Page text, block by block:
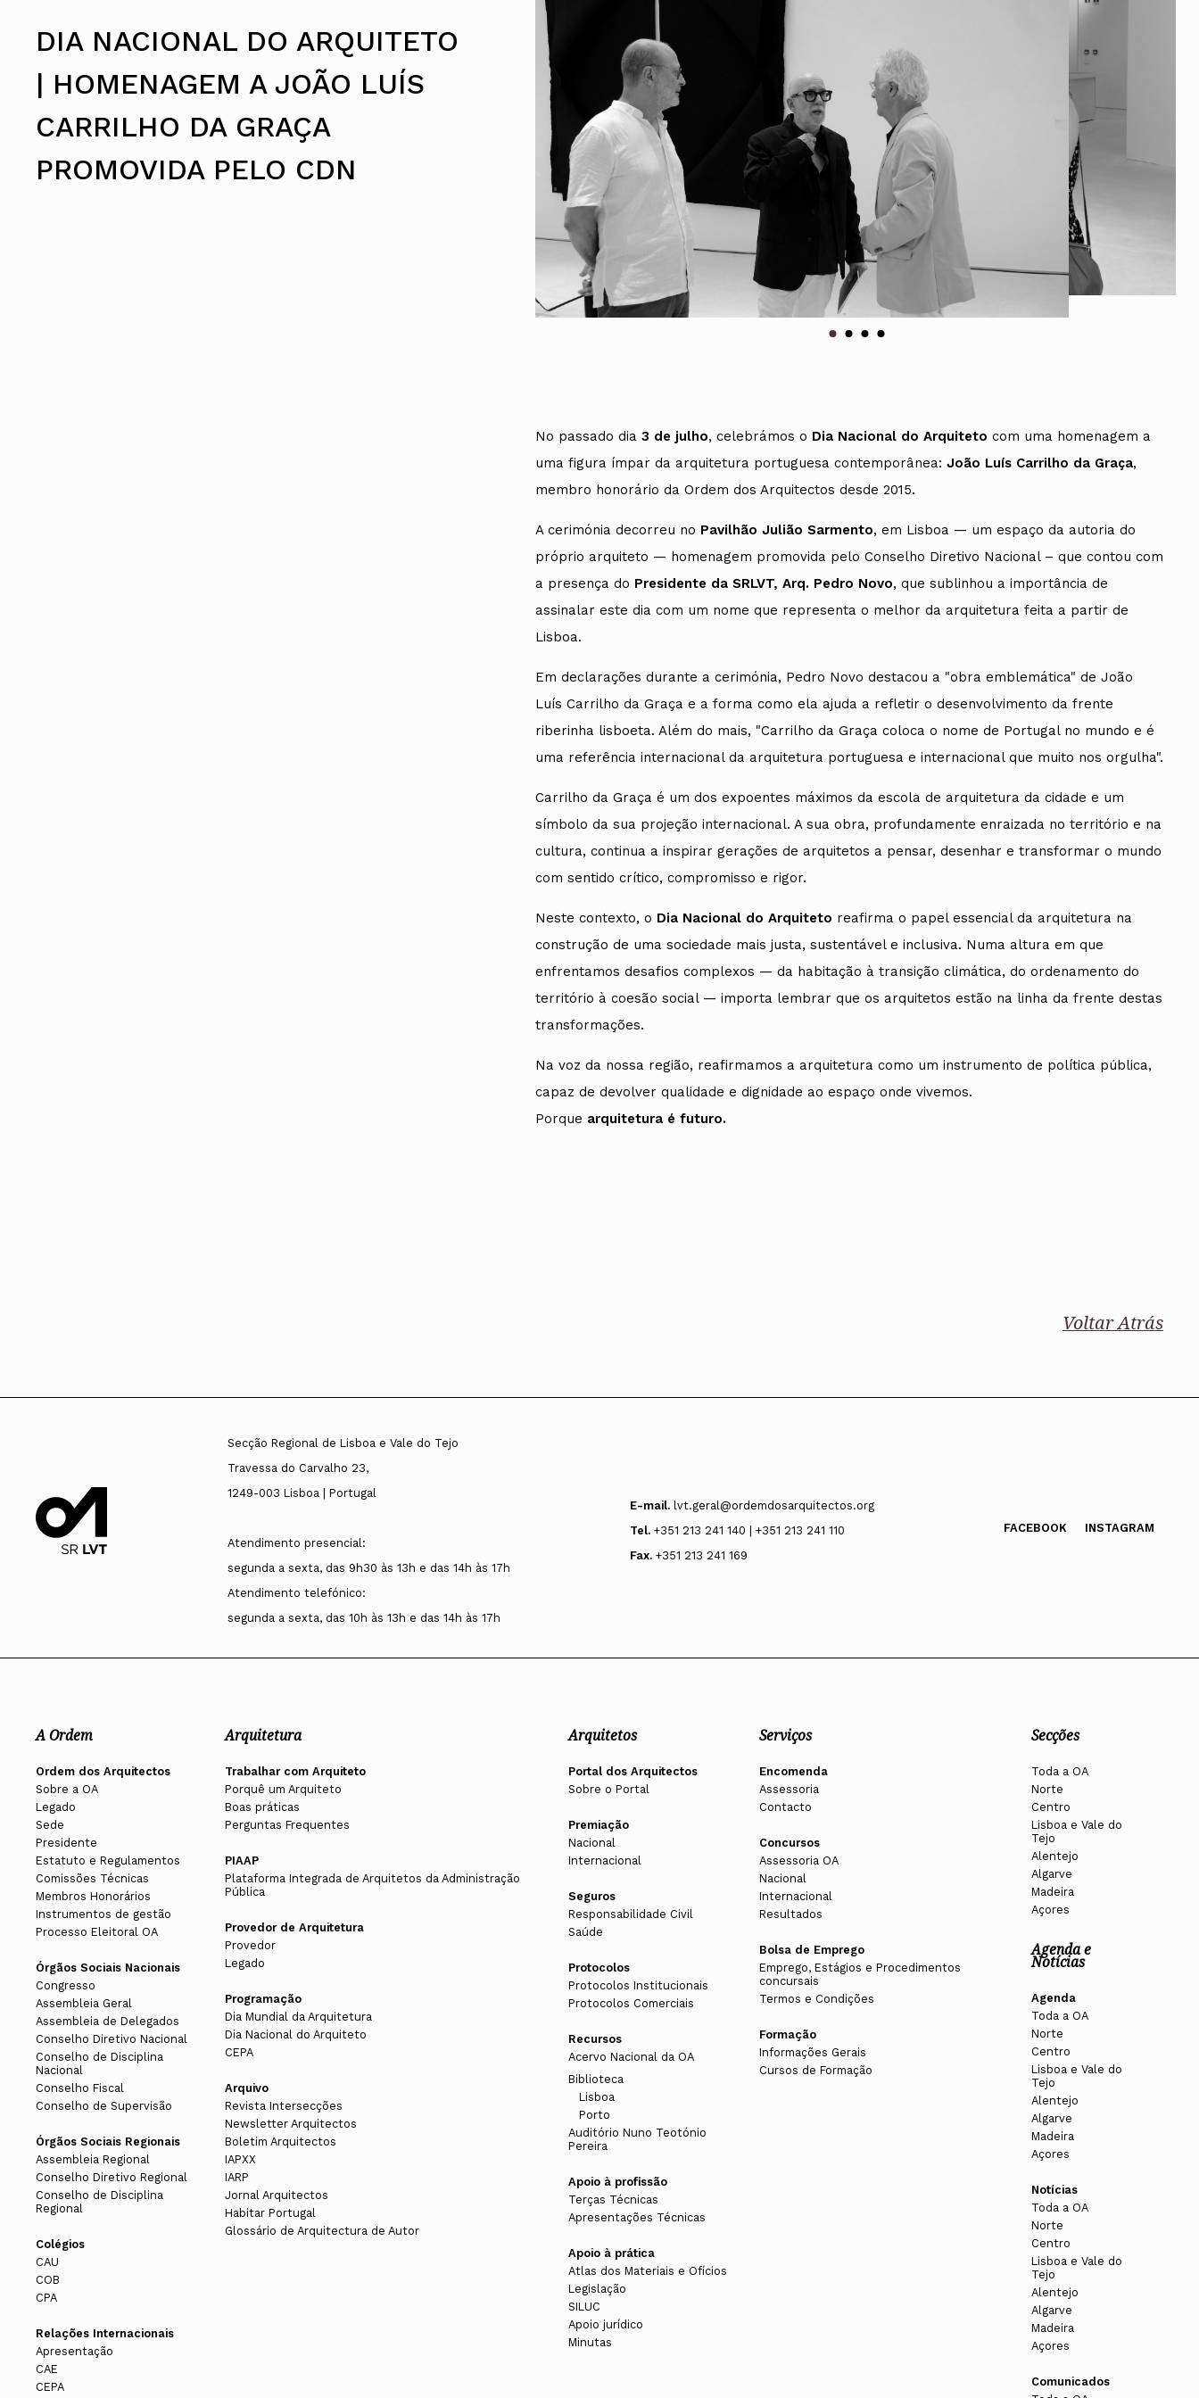
Conselho de Disciplina Nacional
Conselho Fiscal
Conselho de Supervisão
Alentejo
Madeira
Açores
Comunicados
Toda a OA
Norte
Centro
Lisboa e Vale do Tejo
Algarve
Madeira
Açores
DIA NACIONAL DO ARQUITETO
| HOMENAGEM A JOÃO LUÍS
CARRILHO DA GRAÇA
PROMOVIDA PELO CDN
No passado dia 3 de julho, celebrámos o Dia Nacional do Arquiteto com uma homenagem a
uma figura ímpar da arquitetura portuguesa contemporânea: João Luís Carrilho da Graça,
membro honorário da Ordem dos Arquitectos desde 2015.
A cerimónia decorreu no Pavilhão Julião Sarmento, em Lisboa — um espaço da autoria do
próprio arquiteto — homenagem promovida pelo Conselho Diretivo Nacional – que contou com
a presença do Presidente da SRLVT, Arq. Pedro Novo, que sublinhou a importância de
assinalar este dia com um nome que representa o melhor da arquitetura feita a partir de
Lisboa.
Em declarações durante a cerimónia, Pedro Novo destacou a "obra emblemática" de João
Luís Carrilho da Graça e a forma como ela ajuda a refletir o desenvolvimento da frente
riberinha lisboeta. Além do mais, "Carrilho da Graça coloca o nome de Portugal no mundo e é
uma referência internacional da arquitetura portuguesa e internacional que muito nos orgulha".
Carrilho da Graça é um dos expoentes máximos da escola de arquitetura da cidade e um
símbolo da sua projeção internacional. A sua obra, profundamente enraizada no território e na
cultura, continua a inspirar gerações de arquitetos a pensar, desenhar e transformar o mundo
com sentido crítico, compromisso e rigor.
Neste contexto, o Dia Nacional do Arquiteto reafirma o papel essencial da arquitetura na
construção de uma sociedade mais justa, sustentável e inclusiva. Numa altura em que
enfrentamos desafios complexos — da habitação à transição climática, do ordenamento do
território à coesão social — importa lembrar que os arquitetos estão na linha da frente destas
transformações.
Na voz da nossa região, reafirmamos a arquitetura como um instrumento de política pública,
capaz de devolver qualidade e dignidade ao espaço onde vivemos.
Porque arquitetura é futuro.
Voltar Atrás
Secção Regional de Lisboa e Vale do Tejo
Travessa do Carvalho 23,
1249-003 Lisboa | Portugal
Atendimento presencial:
segunda a sexta, das 9h30 às 13h e das 14h às 17h
Atendimento telefónico:
segunda a sexta, das 10h às 13h e das 14h às 17h
E-mail. lvt.geral@ordemdosarquitectos.org
Tel. +351 213 241 140 | +351 213 241 110
Fax. +351 213 241 169
FACEBOOK INSTAGRAM
A Ordem
Ordem dos Arquitectos
Sobre a OA
Legado
Sede
Presidente
Estatuto e Regulamentos
Comissões Técnicas
Membros Honorários
Instrumentos de gestão
Processo Eleitoral OA
Órgãos Sociais Nacionais
Congresso
Assembleia Geral
Assembleia de Delegados
Conselho Diretivo Nacional
Conselho de Disciplina
Nacional
Conselho Fiscal
Conselho de Supervisão
Órgãos Sociais Regionais
Assembleia Regional
Conselho Diretivo Regional
Conselho de Disciplina
Regional
Colégios
CAU
COB
CPA
Relações Internacionais
Apresentação
CAE
CEPA
Arquitetura
Trabalhar com Arquiteto
Porquê um Arquiteto
Boas práticas
Perguntas Frequentes
PIAAP
Plataforma Integrada de Arquitetos da Administração
Pública
Provedor de Arquitetura
Provedor
Legado
Programação
Dia Mundial da Arquitetura
Dia Nacional do Arquiteto
CEPA
Arquivo
Revista Intersecções
Newsletter Arquitectos
Boletim Arquitectos
IAPXX
IARP
Jornal Arquitectos
Habitar Portugal
Glossário de Arquitectura de Autor
Arquitetos
Portal dos Arquitectos
Sobre o Portal
Premiação
Nacional
Internacional
Seguros
Responsabilidade Civil
Saúde
Protocolos
Protocolos Institucionais
Protocolos Comerciais
Recursos
Acervo Nacional da OA
Biblioteca
Lisboa
Porto
Auditório Nuno Teotónio
Pereira
Apoio à profissão
Terças Técnicas
Apresentações Técnicas
Apoio à prática
Atlas dos Materiais e Ofícios
Legislação
SILUC
Apoio jurídico
Minutas
Serviços
Encomenda
Assessoria
Contacto
Concursos
Assessoria OA
Nacional
Internacional
Resultados
Bolsa de Emprego
Emprego, Estágios e Procedimentos
concursais
Termos e Condições
Formação
Informações Gerais
Cursos de Formação
Secções
Toda a OA
Norte
Centro
Lisboa e Vale do
Tejo
Alentejo
Algarve
Madeira
Açores
Agenda e
Notícias
Agenda
Toda a OA
Norte
Centro
Lisboa e Vale do
Tejo
Alentejo
Algarve
Madeira
Açores
Notícias
Toda a OA
Norte
Centro
Lisboa e Vale do
Tejo
Alentejo
Algarve
Madeira
Açores
Comunicados